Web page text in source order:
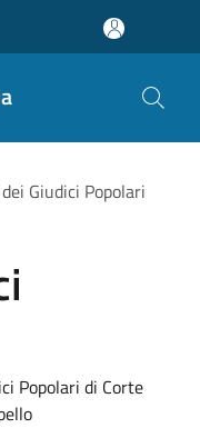
Giudici Popolari
Popolari di Corte